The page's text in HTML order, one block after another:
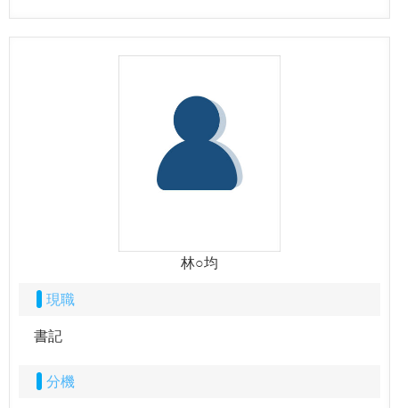
林○均
現職
書記
分機